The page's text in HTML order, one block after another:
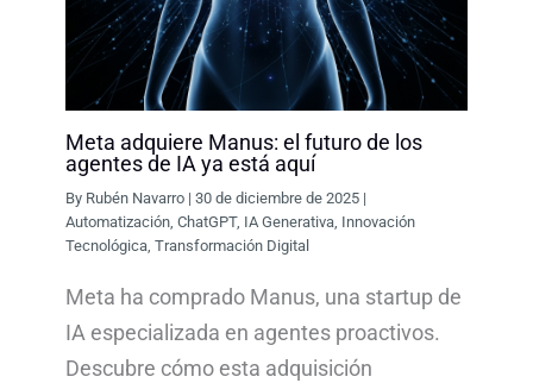
Meta adquiere Manus: el futuro de los
agentes de IA ya está aquí
By Rubén Navarro |30 de diciembre de 2025 |
Automatización ,ChatGPT, IA Generativa Innovación
Tecnológica ,Transformación Digital
Meta ha comprado Manus, una startup de
IA especializada en agentes proactivos.
Descubre cómo esta adquisición